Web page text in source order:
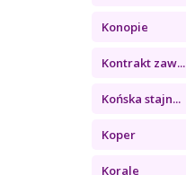
Konopie
Kontrakt zaw...
Końska stajn...
Koper
Korale